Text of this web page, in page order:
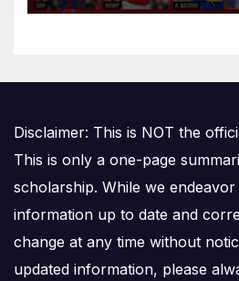
Disclaimer: This is NOT the
This is only a one-page
scholarship. While we
information up to date and
change at any time without
updated information, please